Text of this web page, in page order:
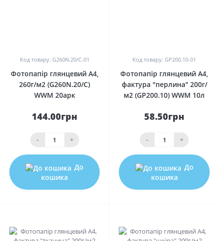
Код товару: G260N.20/C-01
Фотопапір глянцевий A4,
260г/м2 (G260N.20/C)
WWM 20арк
144.00грн
- +
До
кошика
Код товару: GP200.10-01
Фотопапір глянцевий A4,
фактура "перлина" 200г/
м2 (GP200.10) WWM 10л
58.50грн
- +
До
кошика